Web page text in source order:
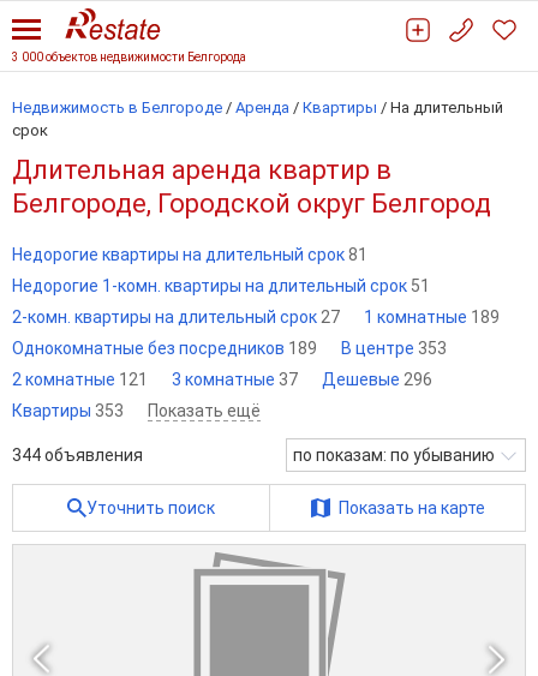
3 000 объектов недвижимости Белгорода
Недвижимость в Белгороде / Аренда / Квартиры / На длительный
срок
Длительная аренда квартир в
Белгороде, Городской округ Белгород
Недорогие квартиры на длительный срок81
Недорогие 1-комн. квартиры на длительный срок 51
2-комн. квартиры на длительный срок 27 1 комнатные 189
Однокомнатные без посредников 189 В центре 353
2 комнатные 121 3 комнатные 37 Дешевые 296
Квартиры 353 Показать ещё
344объявления по показам: по убыванию
Уточнить поиск Показать на карте